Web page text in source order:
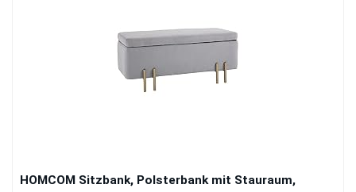
HOMCOM Sitzbank, Polsterbank mit Stauraum,